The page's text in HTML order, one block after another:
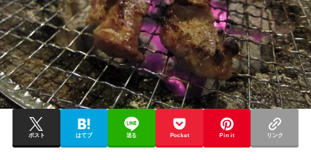
ポスト はてブ 送る Pocket Pin it リンク